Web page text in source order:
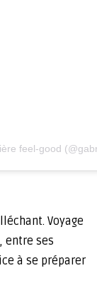
feel-good
Voyage
entre ses
à se préparer